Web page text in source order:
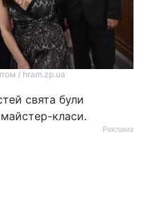
/ hram.zp.ua
свята були
майстер-класи.
Реклама